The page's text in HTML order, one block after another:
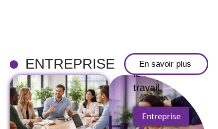
ENTREPRISE En savoir plus
pour réduire
le stress au
travail
Entreprise